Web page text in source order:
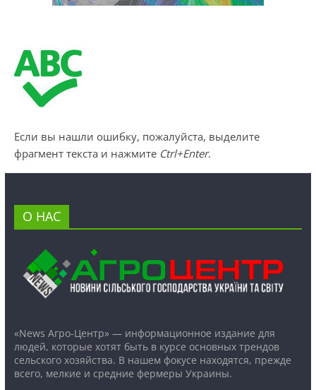
Если вы нашли ошибку, пожалуйста, выделите
фрагмент текста и нажмите Ctrl+Enter.
О НАС
«News Агро-Центр» — информационное издание для
людей, которые хотят быть в курсе основных трендов
сельского хозяйства. В нашем фокусе находятся, прежде
всего, мелкие и средние фермеры Украины.